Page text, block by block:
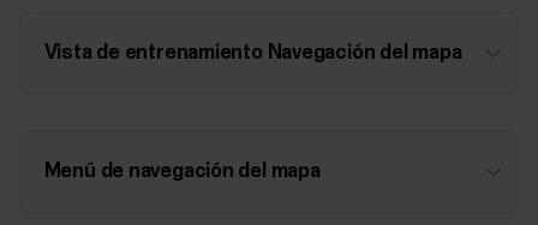
Vista de entrenamiento Navegación del mapa
Menú de navegación del mapa